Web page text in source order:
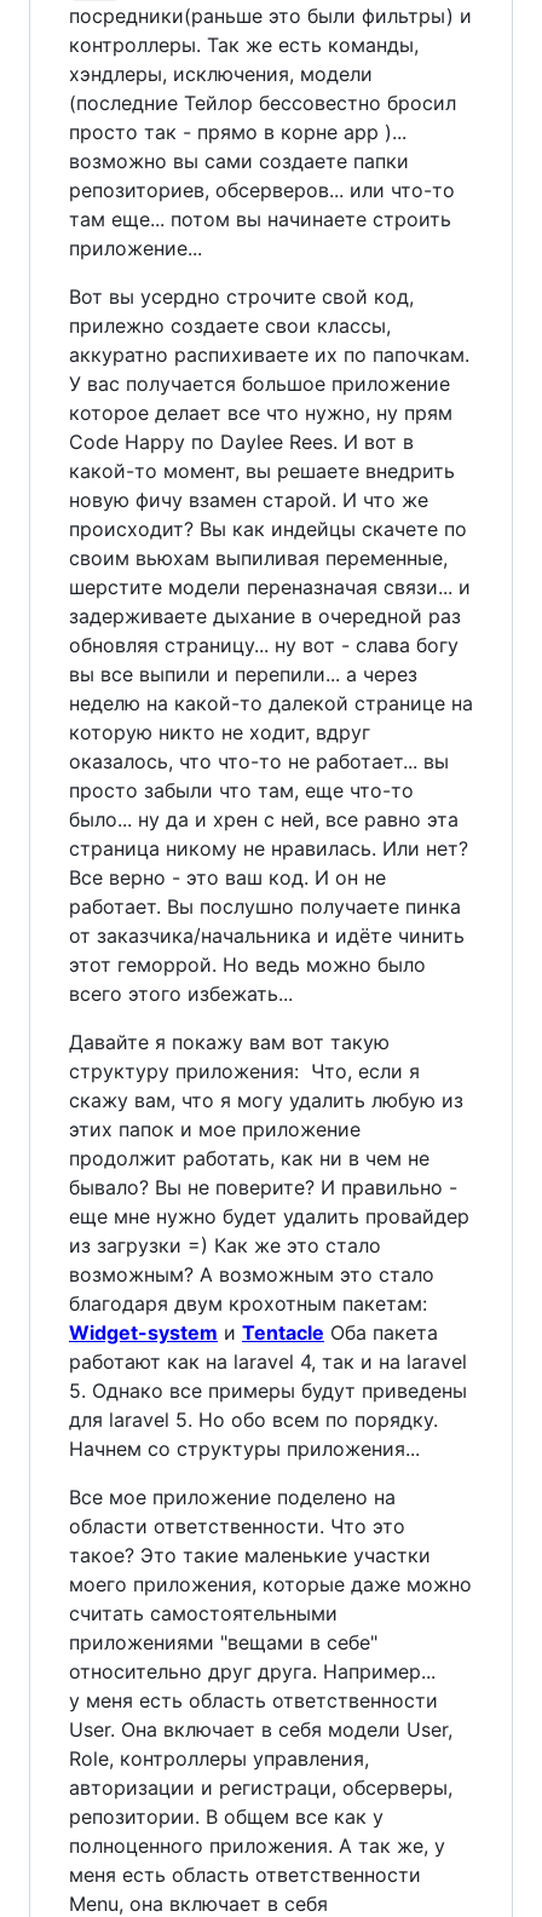
посредники(раньше это были фильтры) и
контроллеры. Так же есть команды,
хэндлеры, исключения, модели
(последние Тейлор бессовестно бросил
просто так - прямо в корне app )...
возможно вы сами создаете папки
репозиториев, обсерверов... или что-то
там еще... потом вы начинаете строить
приложение...
Вот вы усердно строчите свой код,
прилежно создаете свои классы,
аккуратно распихиваете их по папочкам.
У вас получается большое приложение
которое делает все что нужно, ну прям
Code Happy по Daylee Rees. И вот в
какой-то момент, вы решаете внедрить
новую фичу взамен старой. И что же
происходит? Вы как индейцы скачете по
своим вьюхам выпиливая переменные,
шерстите модели переназначая связи... и
задерживаете дыхание в очередной раз
обновляя страницу... ну вот - слава богу
вы все выпили и перепили... а через
неделю на какой-то далекой странице на
которую никто не ходит, вдруг
оказалось, что что-то не работает... вы
просто забыли что там, еще что-то
было... ну да и хрен с ней, все равно эта
страница никому не нравилась. Или нет?
Все верно - это ваш код. И он не
работает. Вы послушно получаете пинка
от заказчика/начальника и идёте чинить
этот геморрой. Но ведь можно было
всего этого избежать...
Давайте я покажу вам вот такую
структуру приложения: Что, если я
скажу вам, что я могу удалить любую из
этих папок и мое приложение
продолжит работать, как ни в чем не
бывало? Вы не поверите? И правильно -
еще мне нужно будет удалить провайдер
из загрузки =) Как же это стало
возможным? А возможным это стало
благодаря двум крохотным пакетам:
Widget-system и Tentacle Оба пакета
работают как на laravel 4, так и на laravel
5. Однако все примеры будут приведены
для laravel 5. Но обо всем по порядку.
Начнем со структуры приложения...
Все мое приложение поделено на
области ответственности. Что это
такое? Это такие маленькие участки
моего приложения, которые даже можно
считать самостоятельными
приложениями "вещами в себе"
относительно друг друга. Например...
у меня есть область ответственности
User. Она включает в себя модели User,
Role, контроллеры управления,
авторизации и регистраци, обсерверы,
репозитории. В общем все как у
полноценного приложения. А так же, у
меня есть область ответственности
Menu, она включает в себя